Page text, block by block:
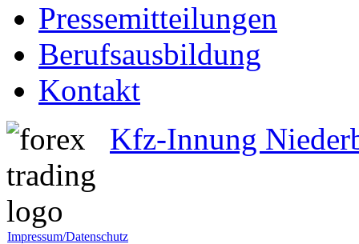
Pressemitteilungen
Berufsausbildung
Kontakt
Kfz-Innung
Impressum/Datenschutz